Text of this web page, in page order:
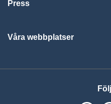
Press
Våra webbplatser